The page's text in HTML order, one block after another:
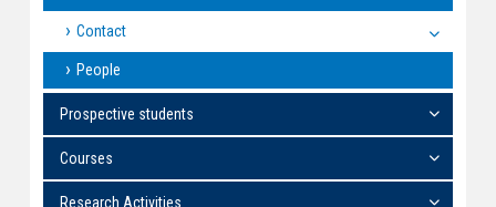
Contact
People
Prospective students
Courses
Research Activities